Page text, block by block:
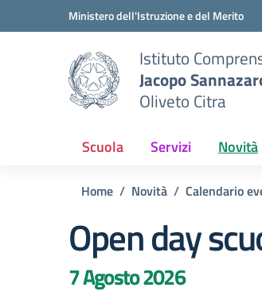
Vai ai contenuti
Vai al menu di navigazioneMinistero dell'Istruzione e del Merito
Istituto
Jacopo
Oliveto Citra
Scuola Servizi Novità
Home Novità Calendario
Open day
7 Agosto 2026